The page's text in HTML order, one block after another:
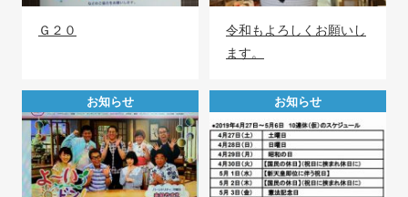
Ｇ２０
令和もよろしくお願いし
ます。
お知らせ お知らせ